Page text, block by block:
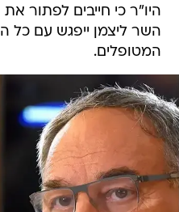
היו"ר כי חייבים לפתור
השר ליצמן ייפגש עם כל
המטופלים.